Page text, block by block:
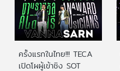
ครั้งแรกในไทย!!! TECA
เปิดโผผู้เข้าชิง SOT